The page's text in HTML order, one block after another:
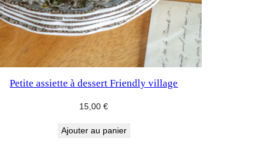
Petite assiette à dessert Friendly village
15,00€
Ajouter au panier